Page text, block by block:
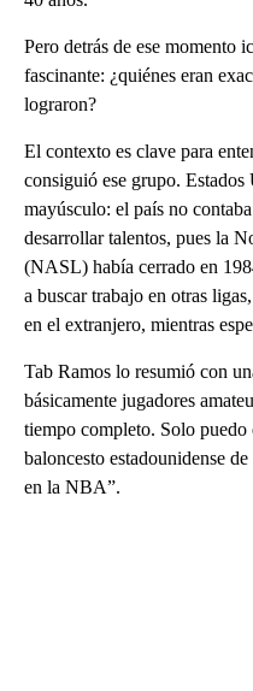
Pero detrás de ese momento
fascinante: ¿quiénes eran
lograron?
El contexto es clave para
consiguió ese grupo.
mayúsculo: el país no
desarrollar talentos, pues la
(NASL) había cerrado en
a buscar trabajo en otras
en el extranjero, mientras
Tab Ramos lo resumió con
básicamente jugadores
tiempo completo. Solo
baloncesto estadounidense
en la NBA”.